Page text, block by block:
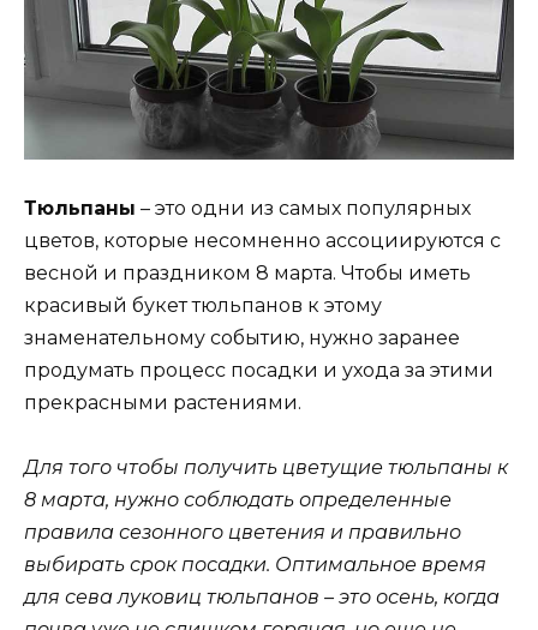
Тюльпаны – это одни из самых популярных
цветов, которые несомненно ассоциируются с
весной и праздником 8 марта. Чтобы иметь
красивый букет тюльпанов к этому
знаменательному событию, нужно заранее
продумать процесс посадки и ухода за этими
прекрасными растениями.
Для того чтобы получить цветущие тюльпаны к
8 марта, нужно соблюдать определенные
правила сезонного цветения и правильно
выбирать срок посадки. Оптимальное время
для сева луковиц тюльпанов – это осень, когда